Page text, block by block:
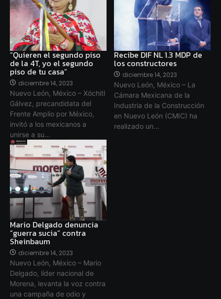
“Quieren el segundo piso
de la 4T, yo el segundo
piso de tu casa”
diciembre 14, 2023
Nuevo León, México – Xóchitl
Gálvez, precandidata del
Frente Amplio por México,
invitó a los mexicanos a
unirse a su...
Recibe DIF NL 1.3 MDP de
los constructores
diciembre 14, 2023
Nuevo León, México – La
Cámara Mexicana de la
Industria de la Construcción
en Nuevo León (CMIC) ha
realizado un...
Mario Delgado denuncia
“guerra sucia” contra
Sheinbaum
diciembre 14, 2023
Nuevo León, México – Mario
Delgado, líder nacional de
Morena, levanta la voz contra
una campaña de odio y